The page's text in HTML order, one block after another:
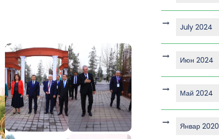
July 2024
Июн 2024
Май 2024
Январ 2020